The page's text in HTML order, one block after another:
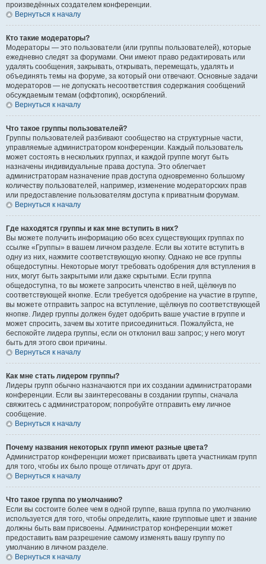
произведённых создателем конференции.
Вернуться к началу
Кто такие модераторы?
Модераторы — это пользователи (или группы пользователей), которые
ежедневно следят за форумами. Они имеют право редактировать или
удалять сообщения, закрывать, открывать, перемещать, удалять и
объединять темы на форуме, за который они отвечают. Основные задачи
модераторов — не допускать несоответствия содержания сообщений
обсуждаемым темам (оффтопик), оскорблений.
Вернуться к началу
Что такое группы пользователей?
Группы пользователей разбивают сообщество на структурные части,
управляемые администратором конференции. Каждый пользователь
может состоять в нескольких группах, и каждой группе могут быть
назначены индивидуальные права доступа. Это облегчает
администраторам назначение прав доступа одновременно большому
количеству пользователей, например, изменение модераторских прав
или предоставление пользователям доступа к приватным форумам.
Вернуться к началу
Где находятся группы и как мне вступить в них?
Вы можете получить информацию обо всех существующих группах по
ссылке «Группы» в вашем личном разделе. Если вы хотите вступить в
одну из них, нажмите соответствующую кнопку. Однако не все группы
общедоступны. Некоторые могут требовать одобрения для вступления в
них, могут быть закрытыми или даже скрытыми. Если группа
общедоступна, то вы можете запросить членство в ней, щёлкнув по
соответствующей кнопке. Если требуется одобрение на участие в группе,
вы можете отправить запрос на вступление, щёлкнув по соответствующей
кнопке. Лидер группы должен будет одобрить ваше участие в группе и
может спросить, зачем вы хотите присоединиться. Пожалуйста, не
беспокойте лидера группы, если он отклонил ваш запрос; у него могут
быть для этого свои причины.
Вернуться к началу
Как мне стать лидером группы?
Лидеры групп обычно назначаются при их создании администраторами
конференции. Если вы заинтересованы в создании группы, сначала
свяжитесь с администратором; попробуйте отправить ему личное
сообщение.
Вернуться к началу
Почему названия некоторых групп имеют разные цвета?
Администратор конференции может присваивать цвета участникам групп
для того, чтобы их было проще отличать друг от друга.
Вернуться к началу
Что такое группа по умолчанию?
Если вы состоите более чем в одной группе, ваша группа по умолчанию
используется для того, чтобы определить, какие групповые цвет и звание
должны быть вам присвоены. Администратор конференции может
предоставить вам разрешение самому изменять вашу группу по
умолчанию в личном разделе.
Вернуться к началу